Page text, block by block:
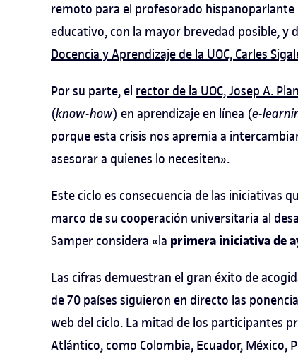
remoto para el profesorado
educativo, con la mayor brevedad posible, y
Docencia y Aprendizaje de la UOC, Carles
Por su parte, el rector de la UOC, Josep A.
(know-how) en aprendizaje en línea (e-
porque esta crisis nos apremia a
asesorar a quienes lo necesiten».
Este ciclo es consecuencia de las iniciativas
marco de su cooperación universitaria al
Samper considera «la primera iniciativa de
Las cifras demuestran el gran éxito de
de 70 países siguieron en directo las
web del ciclo. La mitad de los participantes
Atlántico, como Colombia, Ecuador, México,